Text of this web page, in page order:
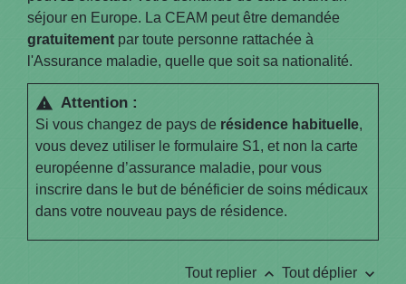
séjour en Europe. La CEAM peut être demandée
gratuitement par toute personne rattachée à
l'Assurance maladie, quelle que soit sa nationalité.
warning Attention :
Si vous changez de pays de résidence habituelle,
vous devez utiliser le formulaire S1, et non la carte
européenne d’assurance maladie, pour vous
inscrire dans le but de bénéficier de soins médicaux
dans votre nouveau pays de résidence.
Tout replier keyboard_arrow_up Tout déplier keyboard_arrow_down